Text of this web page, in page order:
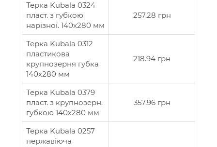
Терка Kubala 0324
пласт. з губкою
нарізної. 140x280 мм
257.28 грн
Терка Kubala 0312
пластикова
крупнозерня губка
140x280 мм
218.94 грн
Терка Kubala 0379
пласт. з крупнозерн.
губкою 140х280 мм
357.96 грн
Терка Kubala 0257
нержавіюча